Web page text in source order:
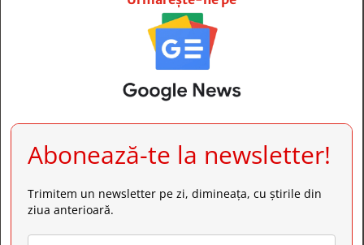
Abonează-te la newsletter!
Trimitem un newsletter pe zi, dimineața, cu știrile din
ziua anterioară.